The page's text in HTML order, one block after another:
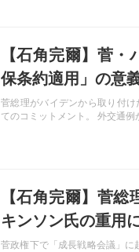
【石角完爾】菅
保条約適用」の意
菅総理がバイデンから取り付
てのコミットメント。 外交通
【石角完爾】菅
キンソン氏の重用
菅政権下で「成長戦略会議」に